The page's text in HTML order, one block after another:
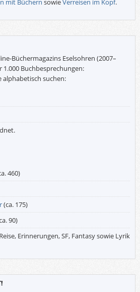
mit Büchern sowieVerreisen im Kopf.
Büchermagazins Eselsohren (2007–
1.000 Buchbesprechungen:
alphabetisch suchen:
460)
(ca. 175)
90)
Erinnerungen, SF, Fantasy sowie Lyrik